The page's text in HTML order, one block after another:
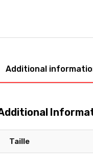
Additional
Taille